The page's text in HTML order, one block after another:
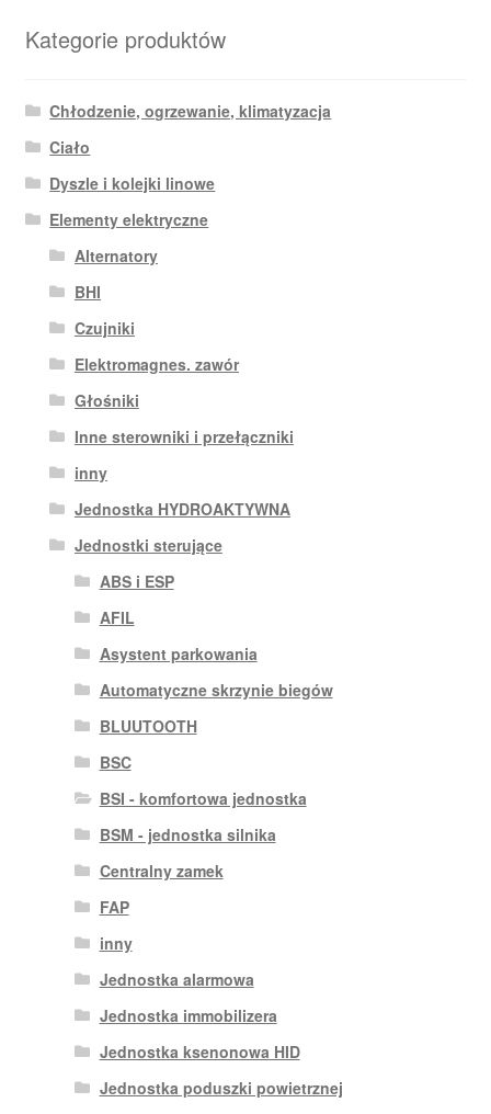
Kategorie produktów
Chłodzenie, ogrzewanie, klimatyzacja
Ciało
Dyszle i kolejki linowe
Elementy elektryczne
Alternatory
BHI
Czujniki
Elektromagnes. zawór
Głośniki
Inne sterowniki i przełączniki
inny
Jednostka HYDROAKTYWNA
Jednostki sterujące
ABS i ESP
AFIL
Asystent parkowania
Automatyczne skrzynie biegów
BLUUTOOTH
BSC
BSI - komfortowa jednostka
BSM - jednostka silnika
Centralny zamek
FAP
inny
Jednostka alarmowa
Jednostka immobilizera
Jednostka ksenonowa HID
Jednostka poduszki powietrznej